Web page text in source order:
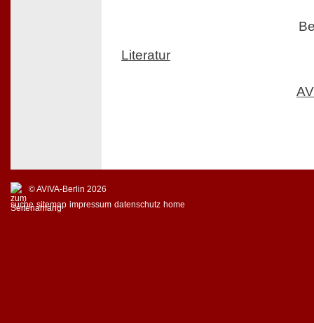
Literatur
© AVIVA-Berlin 2026
suche sitemap impressum datenschutz home